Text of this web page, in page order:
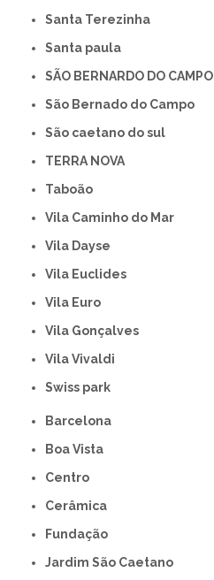
Santa Terezinha
Santa paula
SÃO BERNARDO DO CAMPO
São Bernado do Campo
São caetano do sul
TERRA NOVA
Taboão
Vila Caminho do Mar
Vila Dayse
Vila Euclides
Vila Euro
Vila Gonçalves
Vila Vivaldi
swiss park
Barcelona
Boa Vista
Centro
Cerâmica
Fundação
Jardim São Caetano